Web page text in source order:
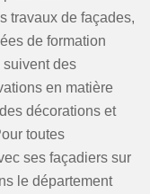
travaux de façades,
de formation
des
en matière
décorations et
toutes
ses façadiers sur
le département